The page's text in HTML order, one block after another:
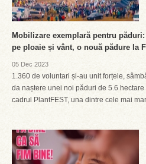
Mobilizare exemplară pentru
pe ploaie și vânt, o nouă pădure la
05 Dec 2023
1.360 de voluntari și-au unit forțele,
da naștere unei noi păduri de 5.6
cadrul PlantFEST, una dintre cele mai